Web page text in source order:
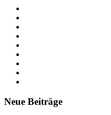
Neue Beiträge